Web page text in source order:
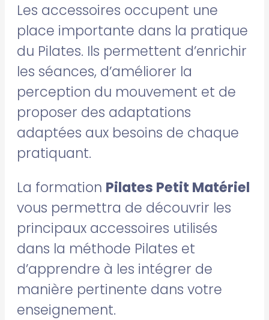
Les accessoires occupent une
place importante dans la pratique
du Pilates. Ils permettent d’enrichir
les séances, d’améliorer la
perception du mouvement et de
proposer des adaptations
adaptées aux besoins de chaque
pratiquant.
La formation Pilates Petit Matériel
vous permettra de découvrir les
principaux accessoires utilisés
dans la méthode Pilates et
d’apprendre à les intégrer de
manière pertinente dans votre
enseignement.